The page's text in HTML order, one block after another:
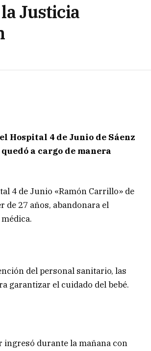
Justicia
Hospital 4 de Junio de Sáenz
a cargo de manera
4 de Junio «Ramón Carrillo» de
de 27 años, abandonara el
del personal sanitario, las
garantizar el cuidado del bebé.
durante la mañana con